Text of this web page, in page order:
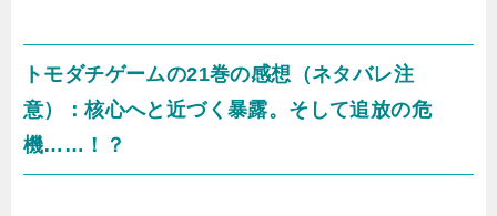
トモダチゲームの21巻の感想（ネタバレ注
意）：核心へと近づく暴露。そして追放の危
機……！？